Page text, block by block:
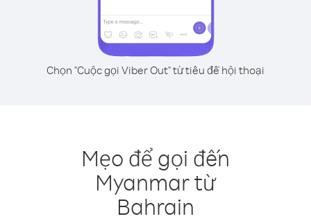
Chọn "Cuộc gọi Viber Out" từ tiêu đề hội thoại
Mẹo để gọi đến
Myanmar từ
Bahrain